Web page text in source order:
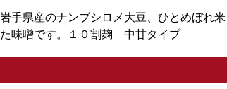
手県産のナンブシロメ大豆、ひとめぼれ
味噌です。１０割麹 中甘タイプ